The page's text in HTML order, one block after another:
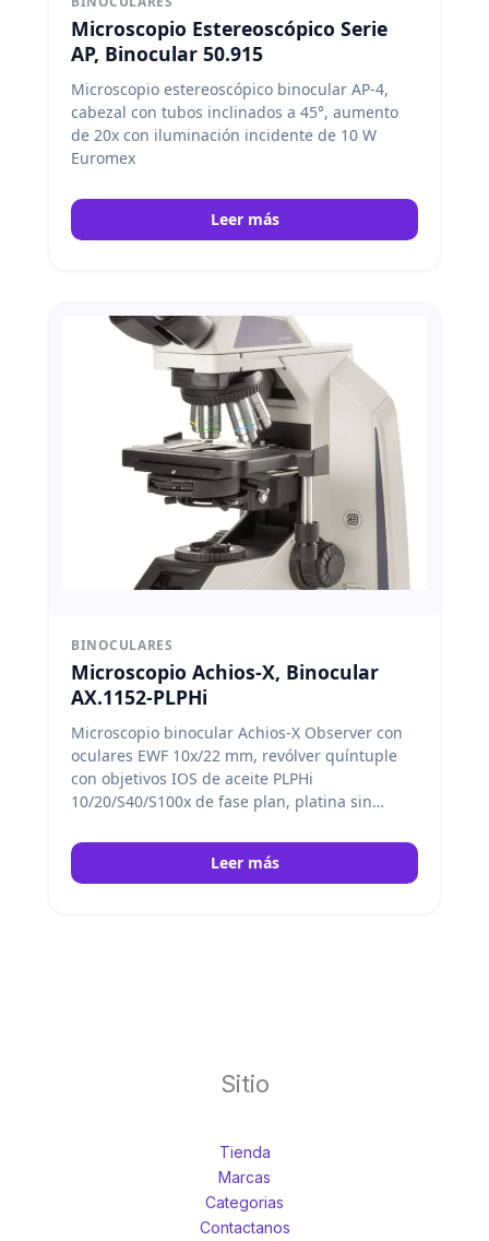
Microscopio Estereoscópico Serie
AP, Binocular 50.915
Microscopio estereoscópico binocular AP-4,
cabezal con tubos inclinados a 45°, aumento
de 20x con iluminación incidente de 10 W
Euromex
Leer más
BINOCULARES
Microscopio Achios-X, Binocular
AX.1152-PLPHi
Microscopio binocular Achios-X Observer con
oculares EWF 10x/22 mm, revólver quíntuple
con objetivos IOS de aceite PLPHi
10/20/S40/S100x de fase plan, platina sin
W. Con control inteligente de la luz. Euromex
Leer más
Sitio
Tienda
Marcas
Categorias
Contactanos